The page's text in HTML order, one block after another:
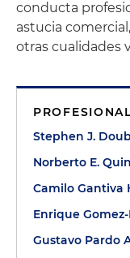
conducta
astucia
otras cualidades
Stephen J.
Norberto E.
Camilo Gantiva
Enrique
Gustavo Pardo